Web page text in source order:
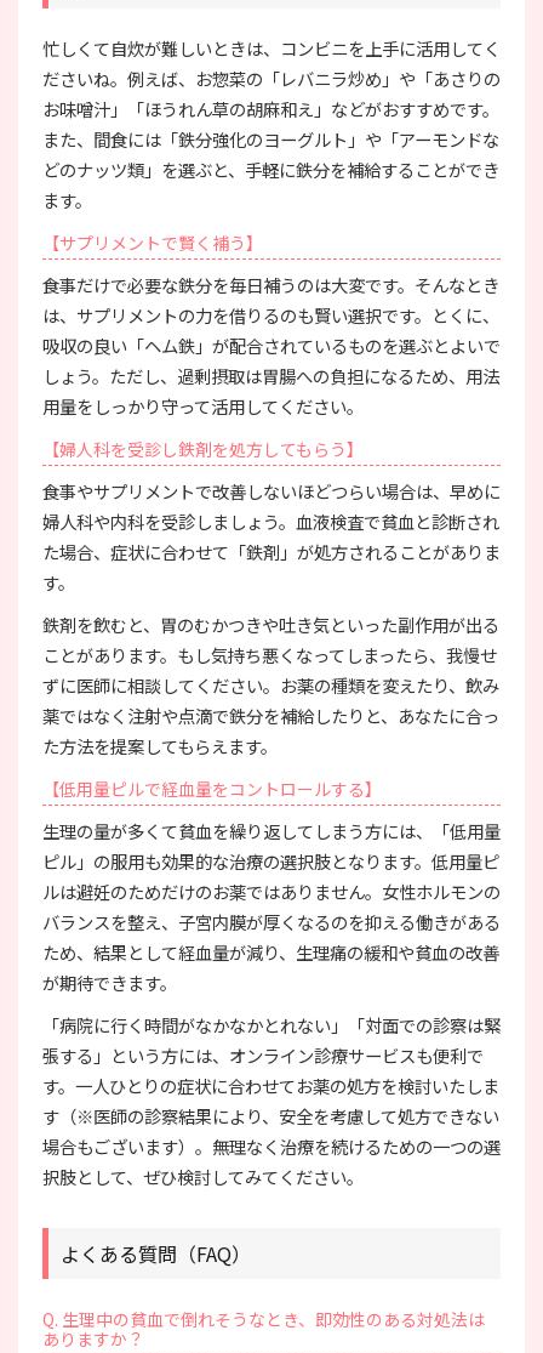
忙しくて自炊が難しいときは、コンビニを上手に活用してく
ださいね。例えば、お惣菜の「レバニラ炒め」や「あさりの
お味噌汁」「ほうれん草の胡麻和え」などがおすすめです。
また、間食には「鉄分強化のヨーグルト」や「アーモンドな
どのナッツ類」を選ぶと、手軽に鉄分を補給することができ
ます。
【サプリメントで賢く補う】
食事だけで必要な鉄分を毎日補うのは大変です。そんなとき
は、サプリメントの力を借りるのも賢い選択です。とくに、
吸収の良い「ヘム鉄」が配合されているものを選ぶとよいで
しょう。ただし、過剰摂取は胃腸への負担になるため、用法
用量をしっかり守って活用してください。
【婦人科を受診し鉄剤を処方してもらう】
食事やサプリメントで改善しないほどつらい場合は、早めに
婦人科や内科を受診しましょう。血液検査で貧血と診断され
た場合、症状に合わせて「鉄剤」が処方されることがありま
す。
鉄剤を飲むと、胃のむかつきや吐き気といった副作用が出る
ことがあります。もし気持ち悪くなってしまったら、我慢せ
ずに医師に相談してください。お薬の種類を変えたり、飲み
薬ではなく注射や点滴で鉄分を補給したりと、あなたに合っ
た方法を提案してもらえます。
【低用量ピルで経血量をコントロールする】
生理の量が多くて貧血を繰り返してしまう方には、「低用量
ピル」の服用も効果的な治療の選択肢となります。低用量ピ
ルは避妊のためだけのお薬ではありません。女性ホルモンの
バランスを整え、子宮内膜が厚くなるのを抑える働きがある
ため、結果として経血量が減り、生理痛の緩和や貧血の改善
が期待できます。
「病院に行く時間がなかなかとれない」「対面での診察は緊
張する」という方には、オンライン診療サービスも便利で
す。一人ひとりの症状に合わせてお薬の処方を検討いたしま
す（※医師の診察結果により、安全を考慮して処方できない
場合もございます）。無理なく治療を続けるための一つの選
択肢として、ぜひ検討してみてください。
よくある質問（FAQ）
Q. 生理中の貧血で倒れそうなとき、即効性のある対処法は
ありますか？